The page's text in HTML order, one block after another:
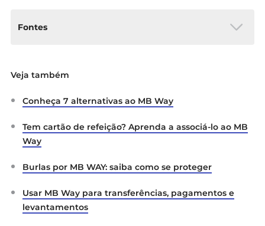
Fontes
53/2020
Diário da República Eletrónico:
44/2020 (alteração ao Decreto-Lei n.º 27-
C/2000, que cria o sistema de acesso aos
Jornal Oficial da União
2015/751relativo às taxas de intercâmbio
aplicáveis a operações de pagamento
Veja também
Conheça 7 alternativas ao MB Way
Tem cartão de refeição? Aprenda a associá-lo ao MB
Way
Burlas por MB WAY: saiba como se proteger
Usar MB Way para transferências, pagamentos e
levantamentos